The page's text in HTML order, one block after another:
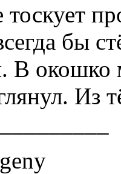
тоскует
бы
В окошко
Из